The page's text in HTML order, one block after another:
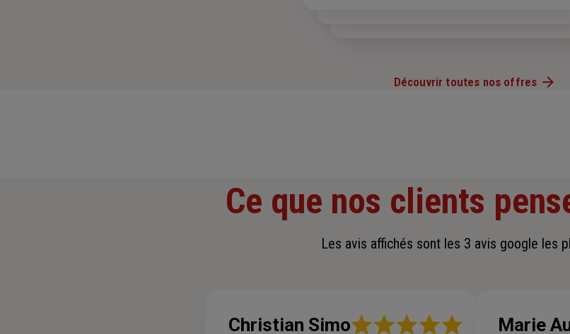
Découvrir toutes nos offres
Ce que nos clients
Les avis affichés sont les 3 avis google les
Christian SimoNote
Marie